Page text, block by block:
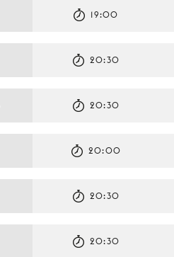
19:00
20:30
20:30
20:00
20:30
20:30